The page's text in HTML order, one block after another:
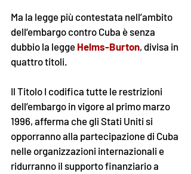
Ma la legge più contestata nell’ambito
dell’embargo contro Cuba è senza
dubbio la legge Helms-Burton, divisa in
quattro titoli.
Il Titolo I codifica tutte le restrizioni
dell’embargo in vigore al primo marzo
1996, afferma che gli Stati Uniti si
opporranno alla partecipazione di Cuba
nelle organizzazioni internazionali e
ridurranno il supporto finanziario a